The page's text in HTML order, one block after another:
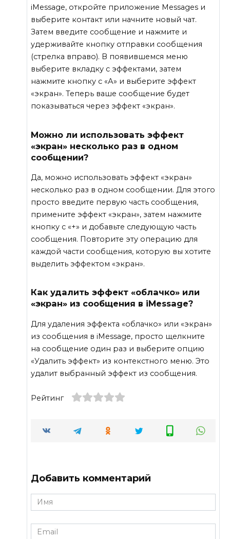
iMessage, откройте приложение Messages и
выберите контакт или начните новый чат.
Затем введите сообщение и нажмите и
удерживайте кнопку отправки сообщения
(стрелка вправо). В появившемся меню
выберите вкладку с эффектами, затем
нажмите кнопку с «А» и выберите эффект
«экран». Теперь ваше сообщение будет
показываться через эффект «экран».
Можно ли использовать эффект
«экран» несколько раз в одном
сообщении?
Да, можно использовать эффект «экран»
несколько раз в одном сообщении. Для этого
просто введите первую часть сообщения,
примените эффект «экран», затем нажмите
кнопку с «+» и добавьте следующую часть
сообщения. Повторите эту операцию для
каждой части сообщения, которую вы хотите
выделить эффектом «экран».
Как удалить эффект «облачко» или
«экран» из сообщения в iMessage?
Для удаления эффекта «облачко» или «экран»
из сообщения в iMessage, просто щелкните
на сообщение один раз и выберите опцию
«Удалить эффект» из контекстного меню. Это
удалит выбранный эффект из сообщения.
Рейтинг
Добавить комментарий
Имя
*
Email